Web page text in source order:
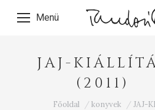
Menü
JAJ-
(2011)
Ön itt van:
Főoldal konyvek JAJ-